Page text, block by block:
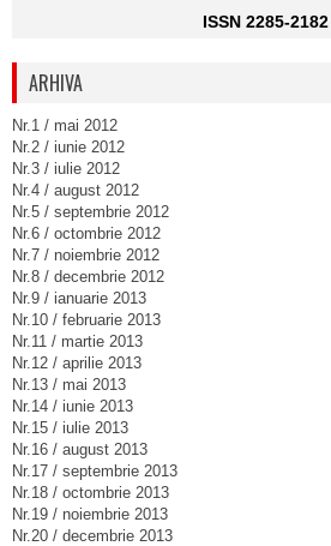
ISSN 2285-2182
ARHIVA
Nr.1 / mai 2012
Nr.2 / iunie 2012
Nr.3 / iulie 2012
Nr.4 / august 2012
Nr.5 / septembrie 2012
Nr.6 / octombrie 2012
Nr.7 / noiembrie 2012
Nr.8 / decembrie 2012
Nr.9 / ianuarie 2013
Nr.10 / februarie 2013
Nr.11 / martie 2013
Nr.12 / aprilie 2013
Nr.13 / mai 2013
Nr.14 / iunie 2013
Nr.15 / iulie 2013
Nr.16 / august 2013
Nr.17 / septembrie 2013
Nr.18 / octombrie 2013
Nr.19 / noiembrie 2013
Nr.20 / decembrie 2013